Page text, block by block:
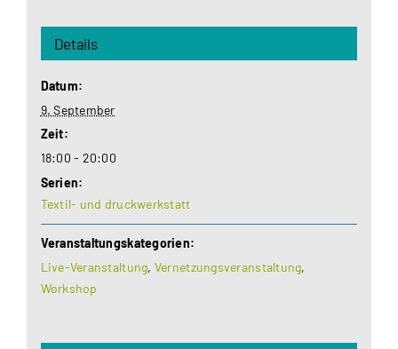
Details
Datum:
9. September
Zeit:
18:00 - 20:00
Serien:
Textil- und druckwerkstatt
Veranstaltungskategorien:
Live-Veranstaltung, Vernetzungsveranstaltung,
Workshop